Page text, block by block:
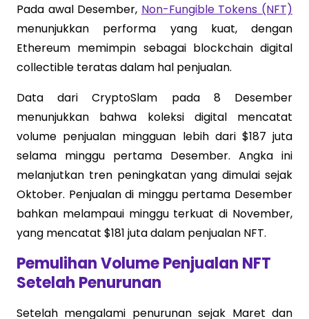
Pada awal Desember, Non-Fungible Tokens (NFT)
menunjukkan performa yang kuat, dengan
Ethereum memimpin sebagai blockchain digital
collectible teratas dalam hal penjualan.
Data dari CryptoSlam pada 8 Desember
menunjukkan bahwa koleksi digital mencatat
volume penjualan mingguan lebih dari $187 juta
selama minggu pertama Desember. Angka ini
melanjutkan tren peningkatan yang dimulai sejak
Oktober. Penjualan di minggu pertama Desember
bahkan melampaui minggu terkuat di November,
yang mencatat $181 juta dalam penjualan NFT.
Pemulihan Volume Penjualan NFT
Setelah Penurunan
Setelah mengalami penurunan sejak Maret dan